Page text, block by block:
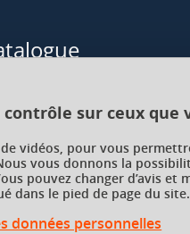
sur ceux que
vidéos, pour vous
vous donnons la
pouvez changer d’avis
dans le pied de page du site.
données personnelles
:
des
ou en présentiel
courtes
par facultés, écoles,